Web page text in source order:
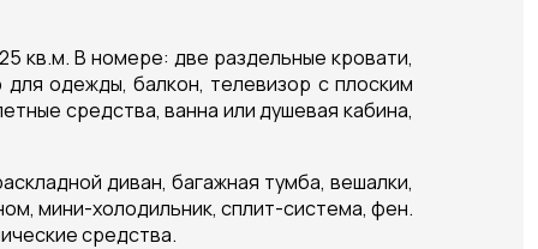
кв.м. В номере: две раздельные кровати,
одежды, балкон, телевизор с плоским
средства, ванна или душевая кабина,
диван, багажная тумба, вешалки,
мини-холодильник, сплит-система, фен.
средства.